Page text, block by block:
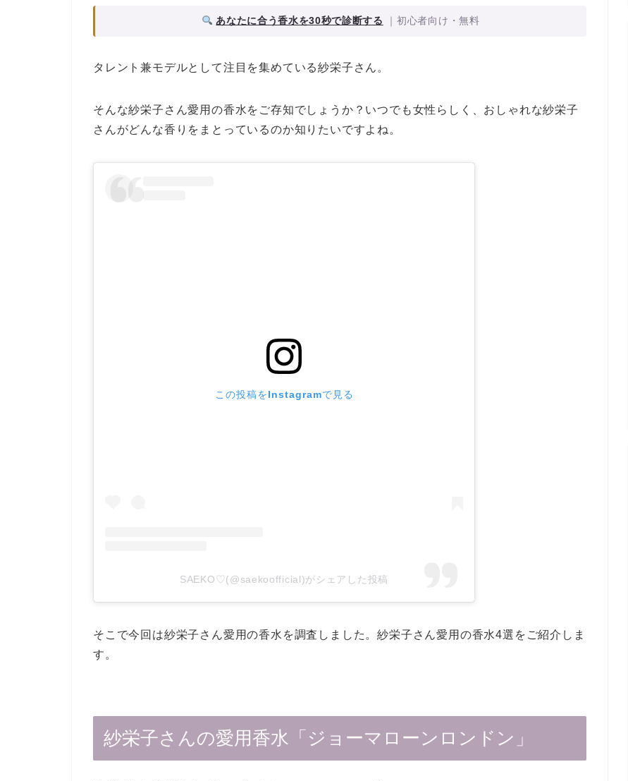
あなたに合う香水を30秒で診断する ｜初心者向け・無料
タレント兼モデルとして注目を集めている紗栄子さん。
そんな紗栄子さん愛用の香水をご存知でしょうか？いつでも女性らしく、おしゃれな紗栄子
さんがどんな香りをまとっているのか知りたいですよね。
この投稿をInstagramで見る
SAEKO♡(@saekoofficial)がシェアした投稿
そこで今回は紗栄子さん愛用の香水を調査しました。紗栄子さん愛用の香水4選をご紹介しま
す。
紗栄子さんの愛用香水「ジョーマローンロンドン」